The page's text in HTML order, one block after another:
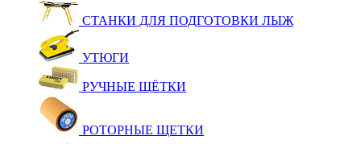
СТАНКИ ДЛЯ ПОДГОТОВКИ ЛЫЖ
УТЮГИ
РУЧНЫЕ ЩЁТКИ
РОТОРНЫЕ ЩЕТКИ